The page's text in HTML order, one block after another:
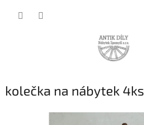
kolečka na nábytek 4ks